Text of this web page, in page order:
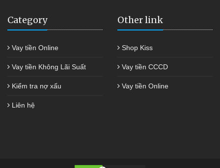
Category
Vay tiền Online
Vay tiền Không Lãi Suất
Kiểm tra nợ xấu
Liên hệ
Other link
Shop Kiss
Vay tiền CCCD
Vay tiền Online